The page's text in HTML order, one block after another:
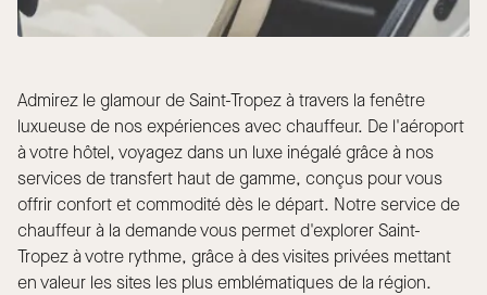
Admirez le glamour de Saint-Tropez à travers la fenêtre
luxueuse de nos expériences avec chauffeur. De l'aéroport
à votre hôtel, voyagez dans un luxe inégalé grâce à nos
services de transfert haut de gamme, conçus pour vous
offrir confort et commodité dès le départ. Notre service de
chauffeur à la demande vous permet d'explorer Saint-
Tropez à votre rythme, grâce à des visites privées mettant
en valeur les sites les plus emblématiques de la région.